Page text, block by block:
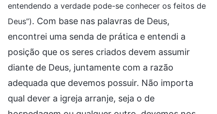
entendendo a verdade pode-se conhecer os feitos de
Deus”). Com base nas palavras de Deus,
encontrei uma senda de prática e entendi a
posição que os seres criados devem assumir
diante de Deus, juntamente com a razão
adequada que devemos possuir. Não importa
qual dever a igreja arranje, seja o de